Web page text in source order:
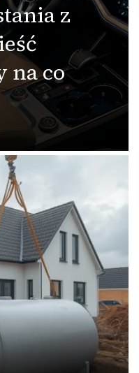
z
na co